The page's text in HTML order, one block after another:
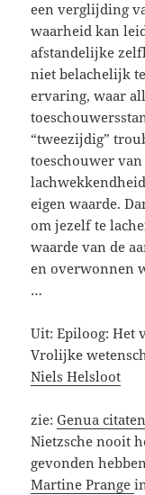
een verglijding
waarheid kan
afstandelijke
niet belachelijk
ervaring, waar
“tweezijdig”
toeschouwer
eigen waarde.
om jezelf te
waarde van de
en overwonnen
…
Uit: Epiloog: Het
Vrolijke
Niels Helsloot
zie:Genua
Nietzsche nooit
gevonden
Martine Prange